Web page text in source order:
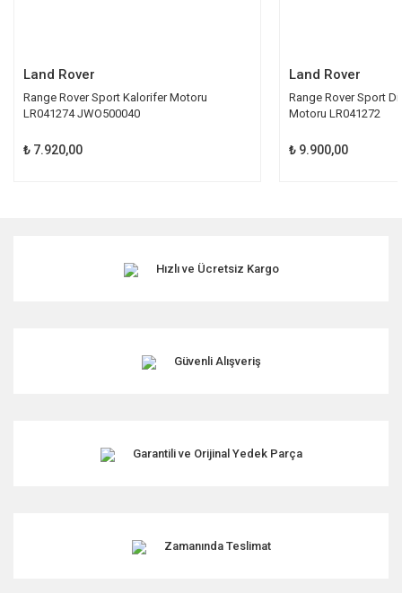
Land Rover
Range Rover Sport Kalorifer Motoru
LR041274 JWO500040
₺ 7.920,00
Land Rover
Range Rover Sport
Motoru LR041272
₺ 9.900,00
Hızlı ve Ücretsiz Kargo
Güvenli Alışveriş
Garantili ve Orijinal Yedek Parça
Zamanında Teslimat